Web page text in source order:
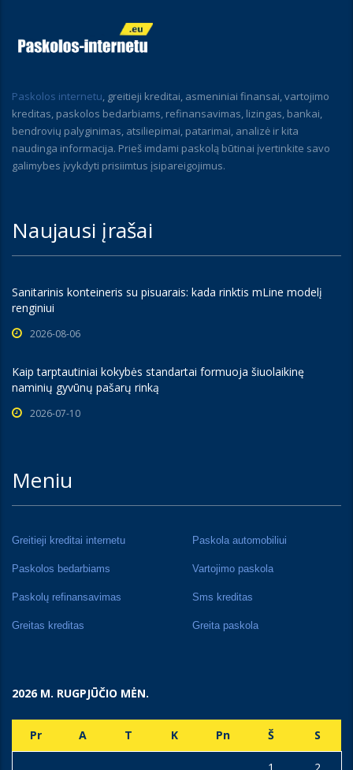
Paskolos internetu, greitieji kreditai, asmeniniai finansai, vartojimo
kreditas, paskolos bedarbiams, refinansavimas, lizingas, bankai,
bendrovių palyginimas, atsiliepimai, patarimai, analizė ir kita
naudinga informacija. Prieš imdami paskolą būtinai įvertinkite savo
galimybes įvykdyti prisiimtus įsipareigojimus.
Naujausi įrašai
Sanitarinis konteineris su pisuarais: kada rinktis mLine modelį
renginiui
2026-08-06
Kaip tarptautiniai kokybės standartai formuoja šiuolaikinę
naminių gyvūnų pašarų rinką
2026-07-10
Meniu
Greitieji kreditai internetu Paskola automobiliui
Paskolos bedarbiams Vartojimo paskola
Paskolų refinansavimas Sms kreditas
Greitas kreditas Greita paskola
2026 M. RUGPJŪČIO MĖN.
Pr A T K Pn Š S